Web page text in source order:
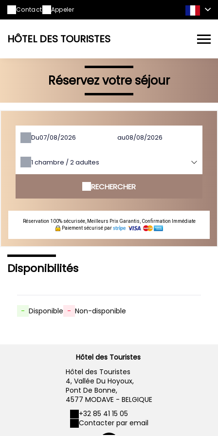
Contact Appeler
HÔTEL DES TOURISTES
Réservez votre séjour
Du au
1 chambre /2adultes
RECHERCHER
Réservation 100% sécurisée, Meilleurs Prix Garantis, Confirmation Immédiate
Paiement sécurisé par
Disponibilités
- Disponible - Non-disponible
Hôtel des Touristes
Hôtel des Touristes
4, Vallée Du Hoyoux,
Pont De Bonne,
4577 MODAVE - BELGIQUE
+32 85 41 15 05
Contacter par email